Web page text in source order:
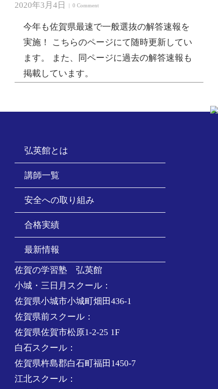
2020年3月4日
| 0 Comment
今年も佐賀県最速で一般選抜の解答速報を
実施！ こちらのページにて随時更新してい
ます。 また、同ページに過去の解答速報も
掲載しています。
弘英館とは
講師一覧
安全への取り組み
合格実績
最新情報
佐賀の学習塾 弘英館
小城・三日月スクール：
佐賀県小城市小城町畑田436-1
佐賀県前スクール：
佐賀県佐賀市松原1-2-25 1F
白石スクール：
佐賀県杵島郡白石町福田1450-7
江北スクール：